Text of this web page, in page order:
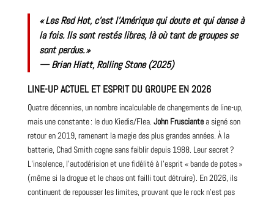
« Les Red Hot, c’est l’Amérique qui doute et qui danse à
la fois. Ils sont restés libres, là où tant de groupes se
sont perdus. »
—Brian Hiatt, Rolling Stone (2025)
LINE-UP ACTUEL ET ESPRIT DU GROUPE EN 2026
Quatre décennies, un nombre incalculable de changements de line-up,
mais une constante : le duo Kiedis/Flea. John Frusciantea signé son
retour en 2019, ramenant la magie des plus grandes années. À la
batterie, ChadSmithcogne sans faiblir depuis 1988. Leur secret ?
L’insolence, l’autodérision et une fidélité à l’esprit « bande de potes »
(même si la drogue et le chaos ont failli tout détruire). En 2026, ils
continuent de repousser les limites, prouvant que le rock n’est pas